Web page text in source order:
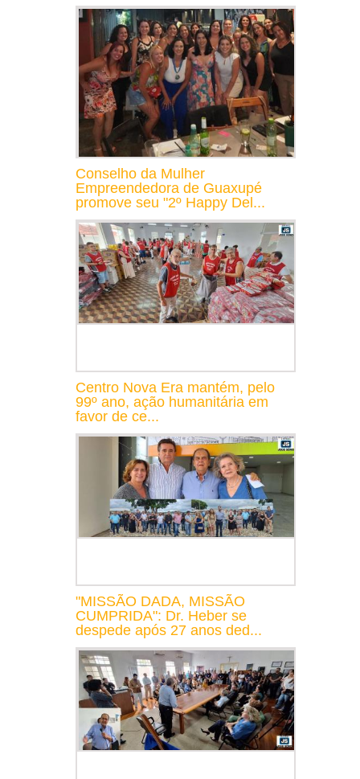
Conselho da Mulher
Empreendedora de Guaxupé
promove seu "2º Happy Del...
Centro Nova Era mantém, pelo
99º ano, ação humanitária em
favor de ce...
"MISSÃO DADA, MISSÃO
CUMPRIDA": Dr. Heber se
despede após 27 anos ded...